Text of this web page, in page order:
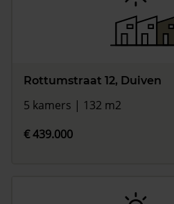
Rottumstraat 12, Duiven
5 kamers | 132 m2
€ 439.000